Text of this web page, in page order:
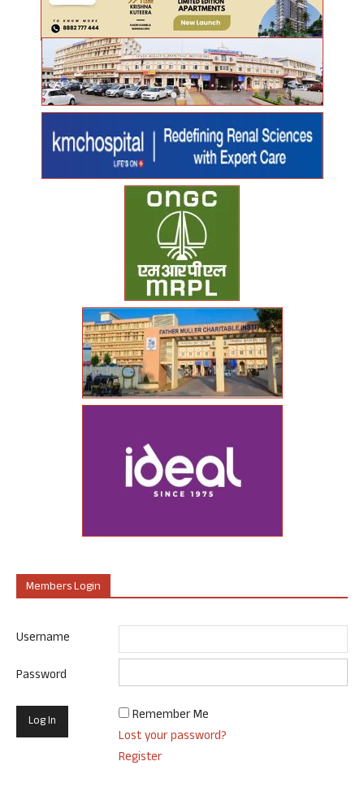
Members Login
Username
Password
Remember Me
Lost your password?
Register